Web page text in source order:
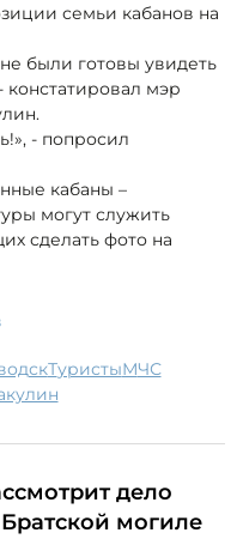
семьи кабанов на
были готовы увидеть
мэр
- попросил
кабаны –
могут служить
сделать фото на
туристы
МЧС
дело
могиле